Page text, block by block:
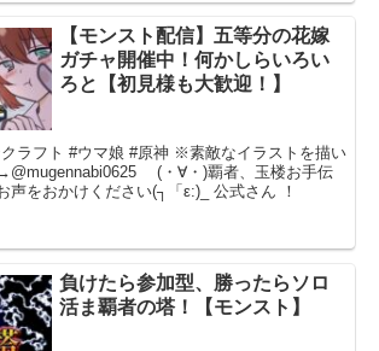
【モンスト配信】五等分の花嫁
ガチャ開催中！何かしらいろい
ろと【初見様も大歓迎！】
ラフト #ウマ娘 #原神 ※素敵なイラストを描い
(・∀・)覇者、玉楼お手伝
声をおかけください(┐「ε:)_ 公式さん ！
負けたら参加型、勝ったらソロ
活ま覇者の塔！【モンスト】